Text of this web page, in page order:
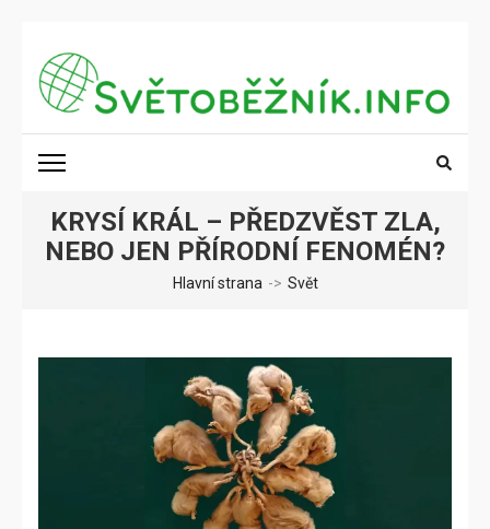
obsah
(stiskněte
Enter)
SVĚTOBĚŽNÍK.INFO
KRYSÍ KRÁL – PŘEDZVĚST ZLA,
NEBO JEN PŘÍRODNÍ FENOMÉN?
Hlavní strana -> Svět